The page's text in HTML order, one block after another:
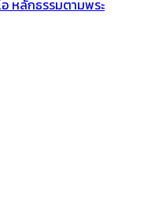
หลักธรรมตามพระ